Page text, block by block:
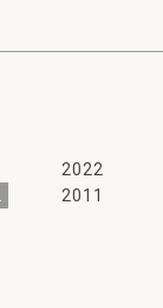
2022
2011